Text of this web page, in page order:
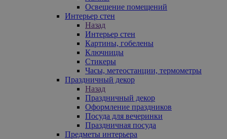
Освещение помещений
Интерьер стен
Назад
Интерьер стен
Картины, гобелены
Ключницы
Стикеры
Часы, метеостанции, термометры
Праздничный декор
Назад
Праздничный декор
Оформление праздников
Посуда для вечеринки
Праздничная посуда
Предметы интерьера